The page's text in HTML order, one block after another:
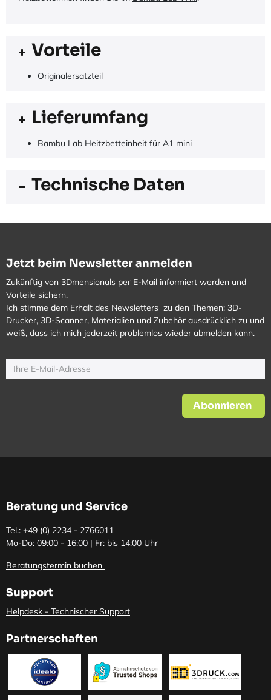
Vorteile
Originalersatzteil
Lieferumfang
Bambu Lab Heitzbetteinheit für A1 mini
Technische Daten
Jetzt beim Newsletter anmelden
Zukünftig von 3Dmensionals per E-Mail informiert werden und
Vorteile sichern.
Ich stimme dem Erhalt des Newsletters zu den Themen: 3D-
Drucker, 3D-Scanner, Materialien und Zubehör ausdrücklich zu und
weiß, dass ich mich jederzeit problemlos wieder abmelden kann.
Abonnieren
Beratung und Service
Tel.: +49 (0) 2234 - 2766011
Mo-Do: 09:00 - 16:00 | Fr: bis 14:00 Uhr
Beratungstermin buchen
Support
Helpdesk - Technischer Support
Partnerschaften